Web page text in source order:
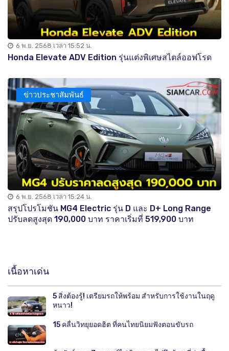
6 พ.ย. 2568 เวลา 15:52 น.
Honda Elevate ADV Edition รุ่นแต่งพิเศษสไตล์ออฟโรด
ข่าวประชาสัมพันธ์
6 พ.ย. 2568 เวลา 15:24 น.
สรุปโปรโมชัน MG4 Electric รุ่น D และ D+ Long Range
ปรับลดสูงสุด 190,000 บาท ราคาเริ่มที่ 519,900 บาท
เนื้อหาเด่น
5 สิ่งต้องรู้! เตรียมรถให้พร้อม สำหรับการใช้งานในฤดู
หนาว!
15 คลื่นวิทยุยอดฮิต ที่คนไทยนิยมฟังตอนขับรถ